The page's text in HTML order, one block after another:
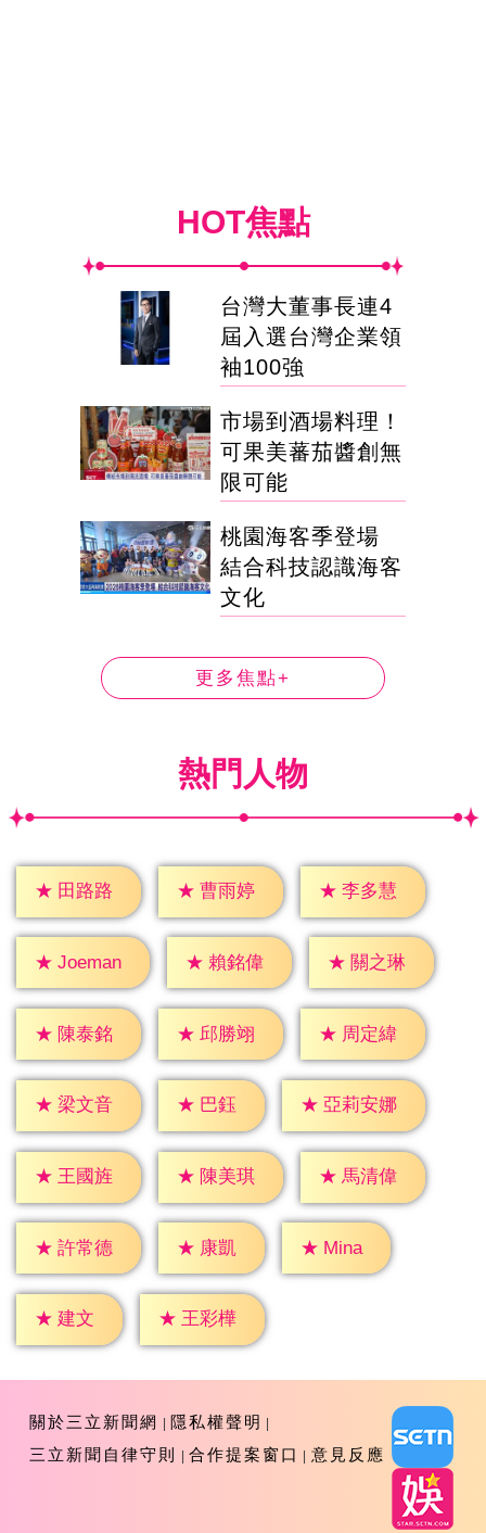
HOT焦點
台灣大董事長連4
屆入選台灣企業領
袖100強
市場到酒場料理！
可果美蕃茄醬創無
限可能
桃園海客季登場
結合科技認識海客
文化
更多焦點+
熱門人物
★ 田路路 ★ 曹雨婷 ★ 李多慧
★ Joeman ★ 賴銘偉 ★ 關之琳
★ 陳泰銘 ★ 邱勝翊 ★ 周定緯
★ 梁文音 ★ 巴鈺 ★ 亞莉安娜
★ 王國旌 ★ 陳美琪 ★ 馬清偉
★ 許常德 ★ 康凱 ★ Mina
★ 建文 ★ 王彩樺
關於三立新聞網
隱私權聲明
三立新聞自律守則
合作提案窗口 意見反應